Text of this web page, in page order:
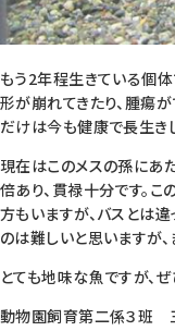
もう2年程生きている個
形が崩れてきたり、腫瘍が
だけは今も健康で長生き
現在はこのメスの孫にあ
倍あり、貫禄十分です。こ
方もいますが、バスとは
のは難しいと思いますが
とても地味な魚ですが、ぜ
動物園飼育第二係３班